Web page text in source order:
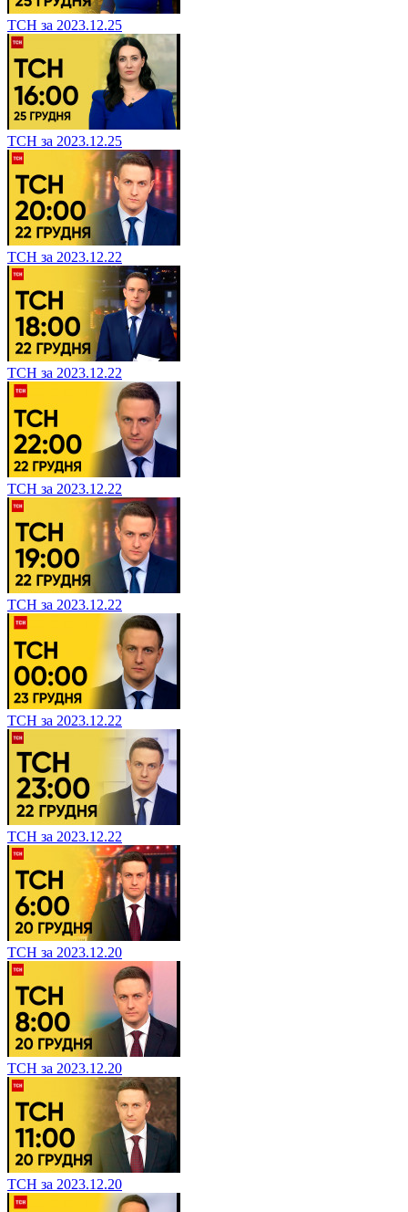
ТСН за 2023.12.25
ТСН за 2023.12.25
ТСН за 2023.12.22
ТСН за 2023.12.22
ТСН за 2023.12.22
ТСН за 2023.12.22
ТСН за 2023.12.22
ТСН за 2023.12.22
ТСН за 2023.12.20
ТСН за 2023.12.20
ТСН за 2023.12.20